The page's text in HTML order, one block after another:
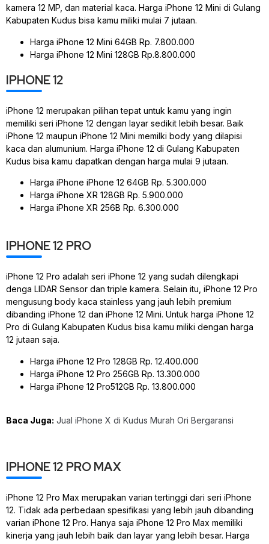
kamera 12 MP, dan material kaca. Harga iPhone 12 Mini di Gulang
Kabupaten Kudus bisa kamu miliki mulai 7 jutaan.
Harga iPhone 12 Mini 64GB Rp. 7.800.000
Harga iPhone 12 Mini 128GB Rp.8.800.000
IPHONE 12
iPhone 12 merupakan pilihan tepat untuk kamu yang ingin
memiliki seri iPhone 12 dengan layar sedikit lebih besar. Baik
iPhone 12 maupun iPhone 12 Mini memilki body yang dilapisi
kaca dan alumunium. Harga iPhone 12 di Gulang Kabupaten
Kudus bisa kamu dapatkan dengan harga mulai 9 jutaan.
Harga iPhone iPhone 12 64GB Rp. 5.300.000
Harga iPhone XR 128GB Rp. 5.900.000
Harga iPhone XR 256B Rp. 6.300.000
IPHONE 12 PRO
iPhone 12 Pro adalah seri iPhone 12 yang sudah dilengkapi
denga LIDAR Sensor dan triple kamera. Selain itu, iPhone 12 Pro
mengusung body kaca stainless yang jauh lebih premium
dibanding iPhone 12 dan iPhone 12 Mini. Untuk harga iPhone 12
Pro di Gulang Kabupaten Kudus bisa kamu miliki dengan harga
12 jutaan saja.
Harga iPhone 12 Pro 128GB Rp. 12.400.000
Harga iPhone 12 Pro 256GB Rp. 13.300.000
Harga iPhone 12 Pro512GB Rp. 13.800.000
Baca Juga: Jual iPhone X di Kudus Murah Ori Bergaransi
IPHONE 12 PRO MAX
iPhone 12 Pro Max merupakan varian tertinggi dari seri iPhone
12. Tidak ada perbedaan spesifikasi yang lebih jauh dibanding
varian iPhone 12 Pro. Hanya saja iPhone 12 Pro Max memiliki
kinerja yang jauh lebih baik dan layar yang lebih besar. Harga